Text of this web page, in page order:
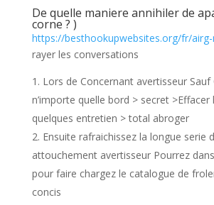
De quelle maniere annihiler de
corne ? )
https://besthookupwebsites.org/fr/
rayer les conversations
Lors de Concernant avertisseur Sauf
n’importe quelle bord > secret >Effacer
quelques entretien > total abroger
Ensuite rafraichissez la longue serie
attouchement avertisseur Pourrez
pour faire chargez le catalogue de
concis